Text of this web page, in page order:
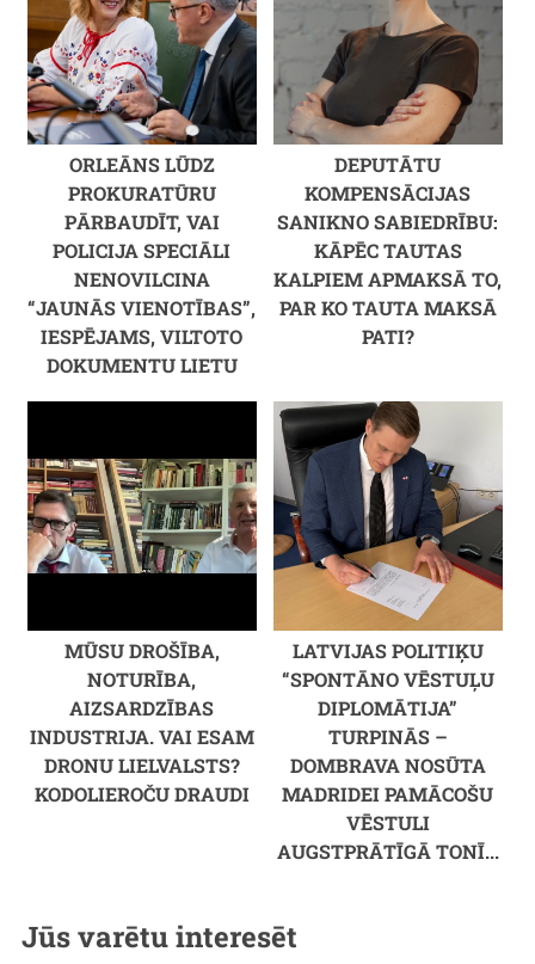
ORLEĀNS LŪDZ
PROKURATŪRU
PĀRBAUDĪT, VAI
POLICIJA SPECIĀLI
NENOVILCINA
“JAUNĀS VIENOTĪBAS”,
IESPĒJAMS, VILTOTO
DOKUMENTU LIETU
DEPUTĀTU
KOMPENSĀCIJAS
SANIKNO SABIEDRĪBU:
KĀPĒC TAUTAS
KALPIEM APMAKSĀ TO,
PAR KO TAUTA MAKSĀ
PATI?
MŪSU DROŠĪBA,
NOTURĪBA,
AIZSARDZĪBAS
INDUSTRIJA. VAI ESAM
DRONU LIELVALSTS?
KODOLIEROČU DRAUDI
LATVIJAS POLITIĶU
“SPONTĀNO VĒSTUĻU
DIPLOMĀTIJA”
TURPINĀS –
DOMBRAVA NOSŪTA
MADRIDEI PAMĀCOŠU
VĒSTULI
AUGSTPRĀTĪGĀ TONĪ...
Jūs varētu interesēt